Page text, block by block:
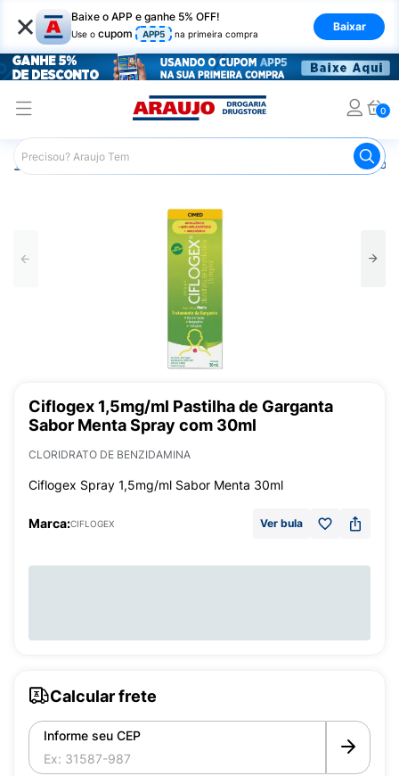
× Baixe o APP e ganhe 5% OFF!
Use o cupom APP5 na primeira compra
Baixar
0
Araujo Medicamentos Remédio
Ciflogex 1,5mg/ml Pastilha de Garganta
Sabor Menta Spray com 30ml
CLORIDRATO DE BENZIDAMINA
Ciflogex Spray 1,5mg/ml Sabor Menta 30ml
Marca:CIFLOGEX Ver bula
Calcular frete
Informe seu CEP